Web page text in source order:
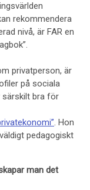
rekommendera
nivå, är FAR en
privatperson, är
på sociala
särskilt bra för
. Hon
pedagogiskt
man det